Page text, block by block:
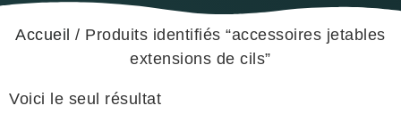
Accueil / Produits identifiés “accessoires jetables
extensions de cils”
Voici le seul résultat